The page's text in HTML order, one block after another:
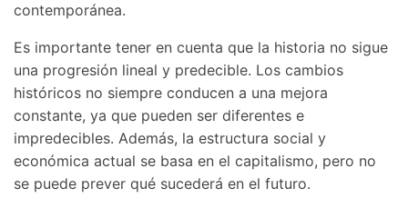
contemporánea.
Es importante tener en cuenta que la historia no sigue
una progresión lineal y predecible. Los cambios
históricos no siempre conducen a una mejora
constante, ya que pueden ser diferentes e
impredecibles. Además, la estructura social y
económica actual se basa en el capitalismo, pero no
se puede prever qué sucederá en el futuro.